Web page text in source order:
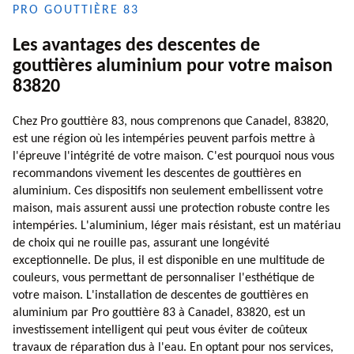
PRO GOUTTIÈRE 83
Les avantages des descentes de
gouttières aluminium pour votre maison
83820
Chez Pro gouttière 83, nous comprenons que Canadel, 83820,
est une région où les intempéries peuvent parfois mettre à
l'épreuve l'intégrité de votre maison. C'est pourquoi nous vous
recommandons vivement les descentes de gouttières en
aluminium. Ces dispositifs non seulement embellissent votre
maison, mais assurent aussi une protection robuste contre les
intempéries. L'aluminium, léger mais résistant, est un matériau
de choix qui ne rouille pas, assurant une longévité
exceptionnelle. De plus, il est disponible en une multitude de
couleurs, vous permettant de personnaliser l'esthétique de
votre maison. L'installation de descentes de gouttières en
aluminium par Pro gouttière 83 à Canadel, 83820, est un
investissement intelligent qui peut vous éviter de coûteux
travaux de réparation dus à l'eau. En optant pour nos services,